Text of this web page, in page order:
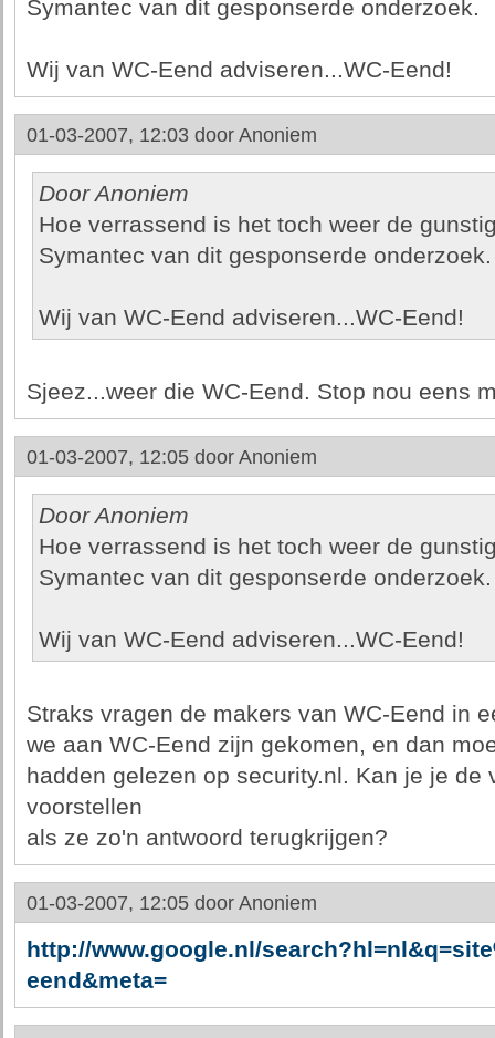
Symantec van dit gesponserde onderzoek.
Wij van WC-Eend adviseren...WC-Eend!
01-03-2007, 12:03 door Anoniem
Door Anoniem
Hoe verrassend is het toch weer de
Symantec van dit gesponserde onderzoek.
Wij van WC-Eend adviseren...WC-Eend!
Sjeez...weer die WC-Eend. Stop nou eens
01-03-2007, 12:05 door Anoniem
Door Anoniem
Hoe verrassend is het toch weer de
Symantec van dit gesponserde onderzoek.
Wij van WC-Eend adviseren...WC-Eend!
Straks vragen de makers van WC-Eend in
we aan WC-Eend zijn gekomen, en dan
hadden gelezen op security.nl. Kan je je de
voorstellen
als ze zo'n antwoord terugkrijgen?
01-03-2007, 12:05 door Anoniem
http://www.google.nl/
eend&meta=